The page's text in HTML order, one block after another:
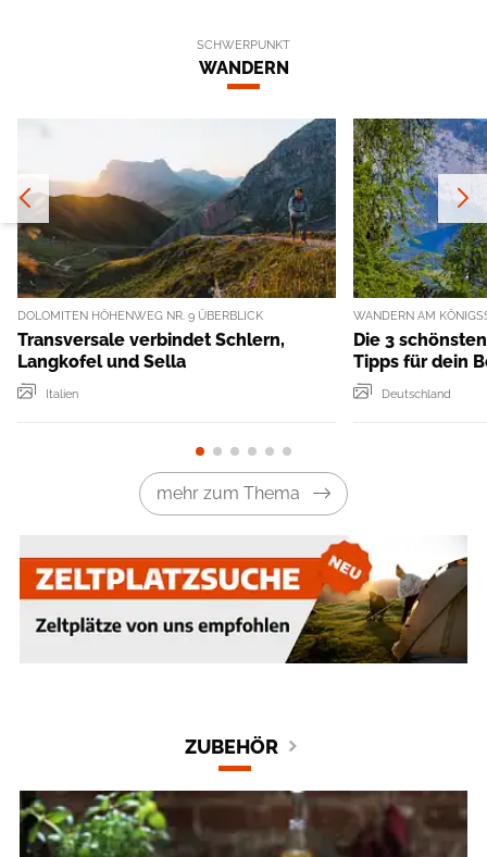
SCHWERPUNKT
WANDERN
DOLOMITEN HÖHENWEG NR. 9 ÜBERBLICK
Transversale verbindet Schlern,
Langkofel und Sella
Italien
WANDERN AM
Die 3
Tipps für dein
Deutschland
mehr zum Thema
ZUBEHÖR